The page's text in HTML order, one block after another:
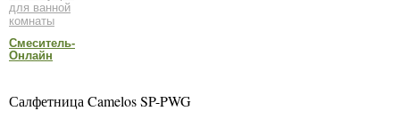
для ванной
комнаты
Смеситель-
Онлайн
Салфетница Camelos SP-PWG